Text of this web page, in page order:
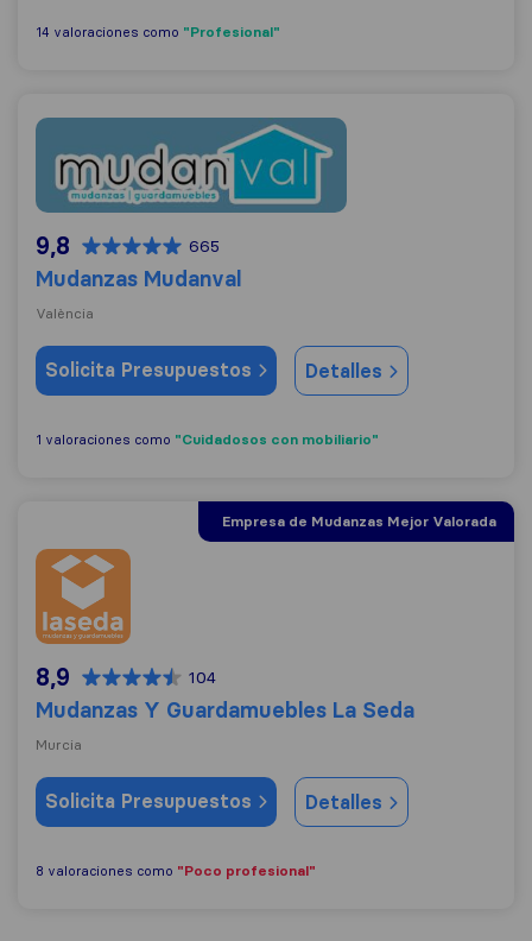
14 valoraciones como "Profesional"
Mudanzas Mudanval
9,8 665
Mudanzas Mudanval
València
Solicita Presupuestos Detalles
1 valoraciones como "Cuidadosos con mobiliario"
Empresa de Mudanzas Mejor Valorada
Mudanzas Y Guardamuebles La Seda
8,9 104
Mudanzas Y Guardamuebles La Seda
Murcia
Solicita Presupuestos Detalles
8 valoraciones como "Poco profesional"